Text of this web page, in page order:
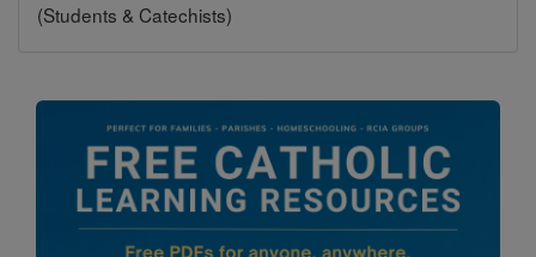
(Students & Catechists)